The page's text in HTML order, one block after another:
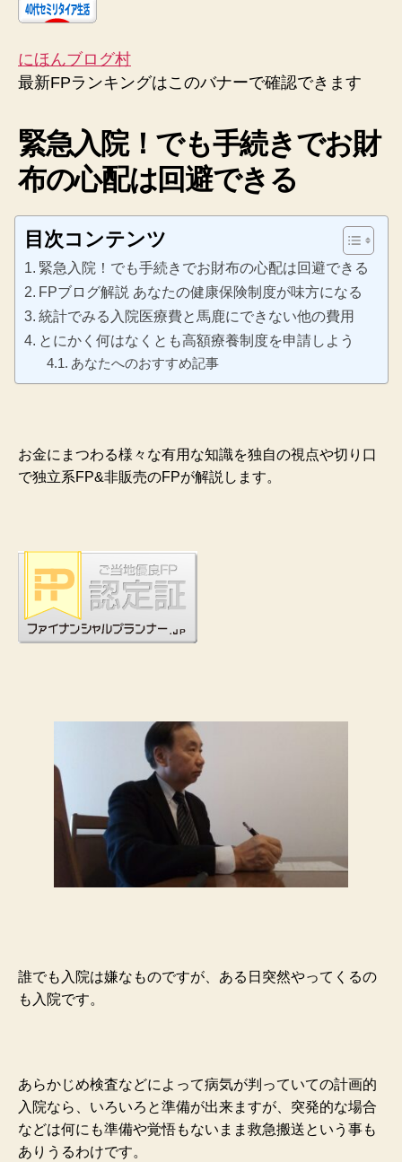
にほんブログ村
最新FPランキングはこのバナーで確認できます
緊急入院！でも手続きでお財
布の心配は回避できる
目次コンテンツ
緊急入院！でも手続きでお財布の心配は回避できる
FPブログ解説 あなたの健康保険制度が味方になる
統計でみる入院医療費と馬鹿にできない他の費用
とにかく何はなくとも高額療養制度を申請しよう
あなたへのおすすめ記事
お金にまつわる様々な有用な知識を独自の視点や切り口
で独立系FP&非販売のFPが解説します。
誰でも入院は嫌なものですが、ある日突然やってくるの
も入院です。
あらかじめ検査などによって病気が判っていての計画的
入院なら、いろいろと準備が出来ますが、突発的な場合
などは何にも準備や覚悟もないまま救急搬送という事も
ありうるわけです。